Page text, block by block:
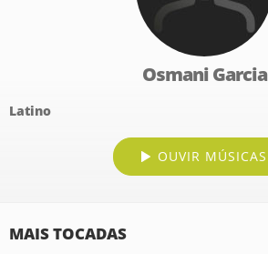
Osmani Garcia
Latino
OUVIR MÚSICAS
MAIS TOCADAS